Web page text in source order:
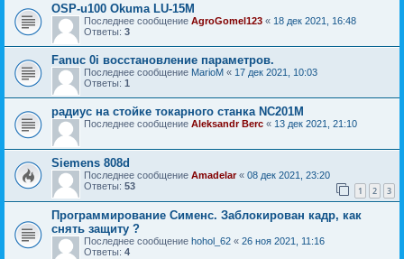
OSP-u100 Okuma LU-15M
Последнее сообщение AgroGomel123 « 18 дек 2021, 16:48
Ответы: 3
Fanuc 0i восстановление параметров.
Последнее сообщение MarioM « 17 дек 2021, 10:03
Ответы: 1
радиус на стойке токарного станка NC201M
Последнее сообщение Aleksandr Berc « 13 дек 2021, 21:10
Siemens 808d
Последнее сообщение Amadelar« 08 дек 2021, 23:20
Ответы: 53 1 2 3
Программирование Сименс. Заблокирован кадр, как
снять защиту ?
Последнее сообщение hohol_62 « 26 ноя 2021, 11:16
Ответы: 4